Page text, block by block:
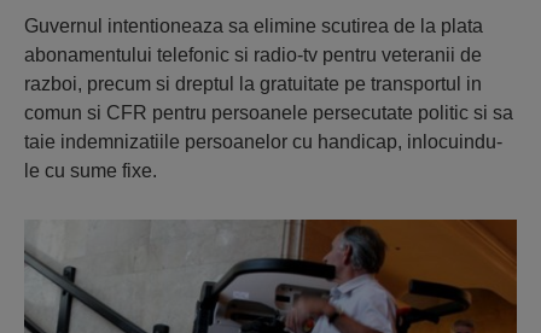
Guvernul intentioneaza sa elimine scutirea de la plata
abonamentului telefonic si radio-tv pentru veteranii de
razboi, precum si dreptul la gratuitate pe transportul in
comun si CFR pentru persoanele persecutate politic si sa
taie indemnizatiile persoanelor cu handicap, inlocuindu-
le cu sume fixe.